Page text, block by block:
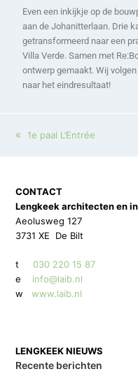
Even een inkijkje op de
aan de Johanitterlaan. Drie
getransformeerd naar een
Villa Verde. Samen met
ontwerp gemaakt. Wij
naar het eindresultaat!
1e paal L’Entrée
CONTACT
Lengkeek architecten en
Aeolusweg 127
3731 XE De Bilt
t030 220 15 87
e info@laib.nl
w
www.laib.nl
LENGKEEK NIEUWS
Recente berichten